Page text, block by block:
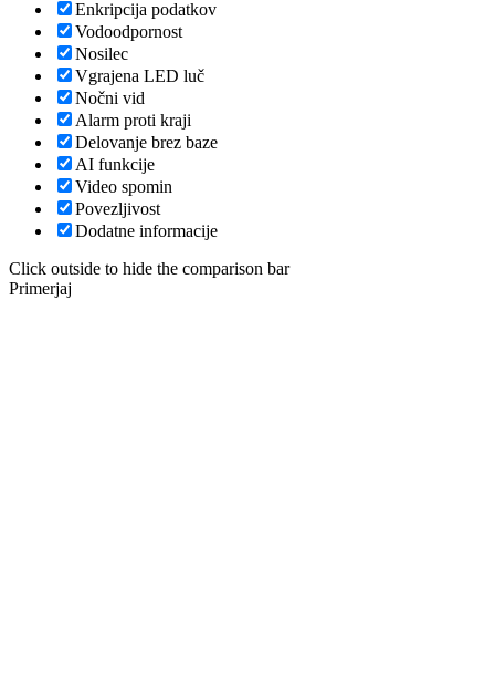
Enkripcija podatkov
Vodoodpornost
Nosilec
Vgrajena LED luč
Nočni vid
Alarm proti kraji
Delovanje brez baze
AI funkcije
Video spomin
Povezljivost
Dodatne informacije
Click outside to hide the comparison bar
Primerjaj